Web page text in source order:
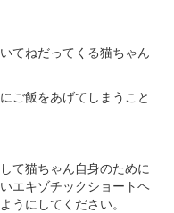
てねだってくる猫ちゃん
ご飯をあげてしまうこと
て猫ちゃん自身のために
エキゾチックショートヘ
うにしてください。